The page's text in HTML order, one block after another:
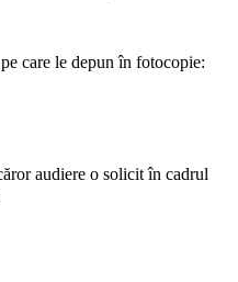
care le depun în fotocopie:
audiere o solicit în cadrul